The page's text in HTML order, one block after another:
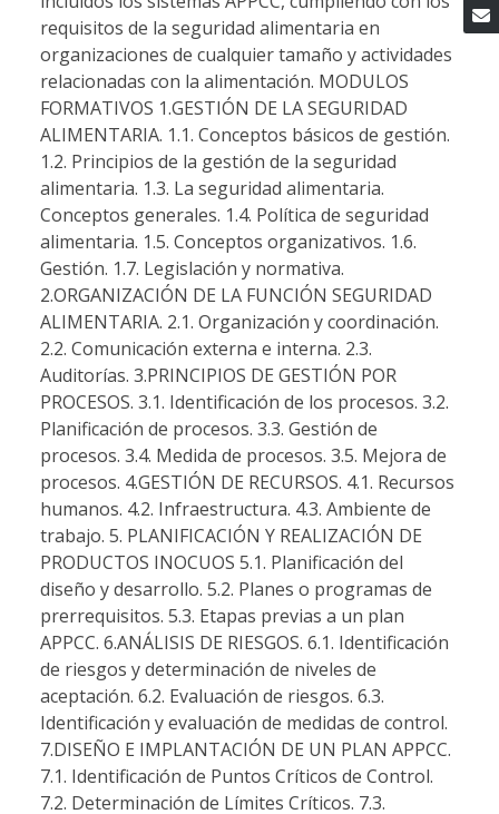
requisitos de la seguridad alimentaria en
organizaciones de cualquier tamaño y actividades
relacionadas con la alimentación. MODULOS
FORMATIVOS 1.GESTIÓN DE LA SEGURIDAD
ALIMENTARIA. 1.1. Conceptos básicos de gestión.
1.2. Principios de la gestión de la seguridad
alimentaria. 1.3. La seguridad alimentaria.
Conceptos generales. 1.4. Política de seguridad
alimentaria. 1.5. Conceptos organizativos. 1.6.
Gestión. 1.7. Legislación y normativa.
2.ORGANIZACIÓN DE LA FUNCIÓN SEGURIDAD
ALIMENTARIA. 2.1. Organización y coordinación.
2.2. Comunicación externa e interna. 2.3.
Auditorías. 3.PRINCIPIOS DE GESTIÓN POR
PROCESOS. 3.1. Identificación de los procesos. 3.2.
Planificación de procesos. 3.3. Gestión de
procesos. 3.4. Medida de procesos. 3.5. Mejora de
procesos. 4.GESTIÓN DE RECURSOS. 4.1. Recursos
humanos. 4.2. Infraestructura. 4.3. Ambiente de
trabajo. 5. PLANIFICACIÓN Y REALIZACIÓN DE
PRODUCTOS INOCUOS 5.1. Planificación del
diseño y desarrollo. 5.2. Planes o programas de
prerrequisitos. 5.3. Etapas previas a un plan
APPCC. 6.ANÁLISIS DE RIESGOS. 6.1. Identificación
de riesgos y determinación de niveles de
aceptación. 6.2. Evaluación de riesgos. 6.3.
Identificación y evaluación de medidas de control.
7.DISEÑO E IMPLANTACIÓN DE UN PLAN APPCC.
7.1. Identificación de Puntos Críticos de Control.
7.2. Determinación de Límites Críticos. 7.3.